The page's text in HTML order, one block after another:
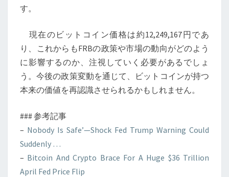
す。
現在のビットコイン価格は約12,249,167円であ
り、これからもFRBの政策や市場の動向がどのよう
に影響するのか、注視していく必要があるでしょ
う。今後の政策変動を通じて、ビットコインが持つ
本来の価値を再認識させられるかもしれません。
### 参考記事
– Nobody Is Safe’—Shock Fed Trump Warning Could
Suddenly …
– Bitcoin And Crypto Brace For A Huge $36 Trillion
April Fed Price Flip